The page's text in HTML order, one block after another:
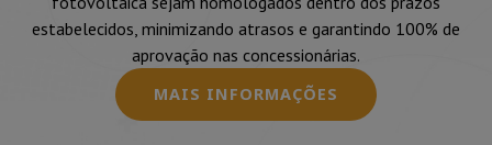
estabelecidos, minimizando atrasos e garantindo 100% de
aprovação nas concessionárias.
MAIS INFORMAÇÕES